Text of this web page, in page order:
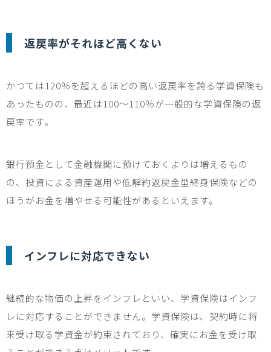
返戻率がそれほど高くない
かつては120％を超えるほどの高い返戻率を誇る学資保険も
あったものの、最近は100～110％が一般的な学資保険の返
戻率です。
銀行預金として金融機関に預けておくよりは増えるもの
の、投資による資産運用や低解約返戻金型終身保険などの
ほうがお金を増やせる可能性があるといえます。
インフレに対応できない
継続的な物価の上昇をインフレといい、学資保険はインフ
レに対応することができません。学資保険は、契約時に将
来受け取る学資金が約束されており、確実にお金を受け取